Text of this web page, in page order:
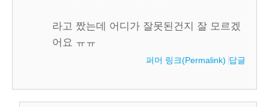
라고 짰는데 어디가 잘못된건지 잘 모르겠
어요 ㅠㅠ
퍼머 링크(Permalink) 답글